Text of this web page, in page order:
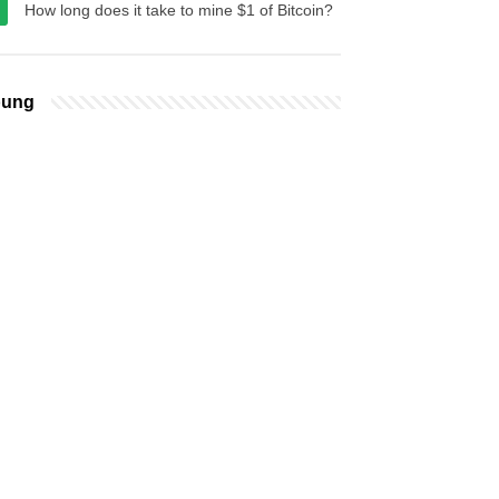
How long does it take to mine $1 of Bitcoin?